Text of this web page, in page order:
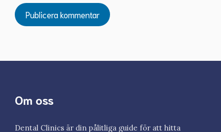
Om oss
Dental Clinics är din pålitliga guide för att hitta